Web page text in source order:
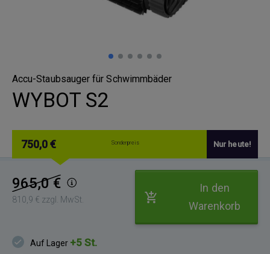
Accu-Staubsauger für Schwimmbäder
WYBOT S2
750,0 € Sonderpreis Nur heute!
965,0 €
810,9 € zzgl. MwSt.
In den
Warenkorb
Auf Lager +5 St.